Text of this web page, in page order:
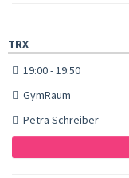
TRX
19:00 - 19:50
GymRaum
Petra Schreiber